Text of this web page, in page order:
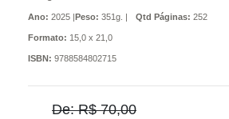
Ano: 2025 |Peso: 351g. | Qtd Páginas: 252
Formato: 15,0 x 21,0
ISBN: 9788584802715
De: R$ 70,00